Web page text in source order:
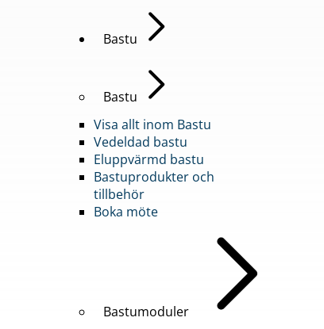
Bastu
Bastu
Visa allt inom Bastu
Vedeldad bastu
Eluppvärmd bastu
Bastuprodukter och
tillbehör
Boka möte
Bastumoduler